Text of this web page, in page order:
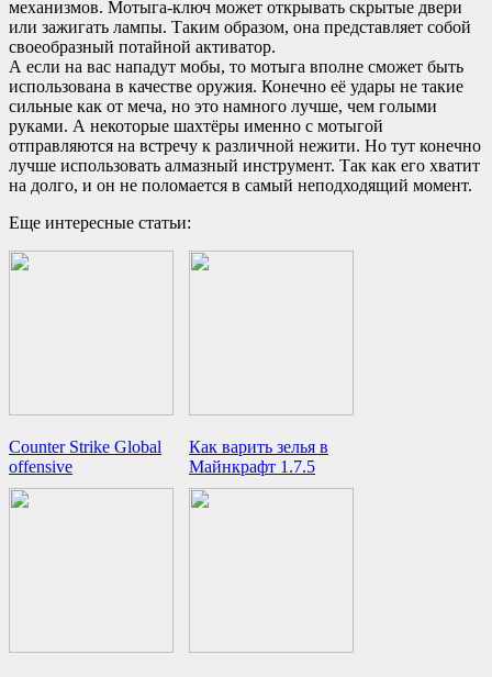
механизмов. Мотыга-ключ может открывать скрытые двери
или зажигать лампы. Таким образом, она представляет собой
своеобразный потайной активатор.
А если на вас нападут мобы, то мотыга вполне сможет быть
использована в качестве оружия. Конечно её удары не такие
сильные как от меча, но это намного лучше, чем голыми
руками. А некоторые шахтёры именно с мотыгой
отправляются на встречу к различной нежити. Но тут конечно
лучше использовать алмазный инструмент. Так как его хватит
на долго, и он не поломается в самый неподходящий момент.
Еще интересные статьи:
Counter Strike Global
offensive
Как варить зелья в
Майнкрафт 1.7.5